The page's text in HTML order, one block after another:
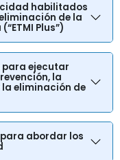
habilitados
de la
Plus”)
para ejecutar
la
eliminación de
abordar los